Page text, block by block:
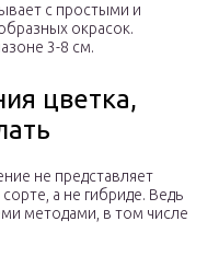
с простыми и
окрасок.
3-8 см.
цветка,
не представляет
а не гибриде. Ведь
методами, в том числе